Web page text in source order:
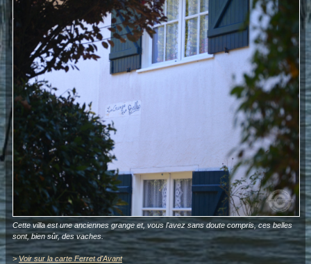
Cette villa est une anciennes grange et, vous l'avez sans doute compris, ces belles
sont, bien sûr, des vaches.
>Voir sur la carte Ferret d'Avant